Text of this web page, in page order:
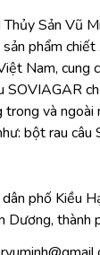
Thủy Sản Vũ
phẩm
Nam, cung
SOVIAGAR
và ngoài
bột rau câu
phố Kiều
Dương, thành